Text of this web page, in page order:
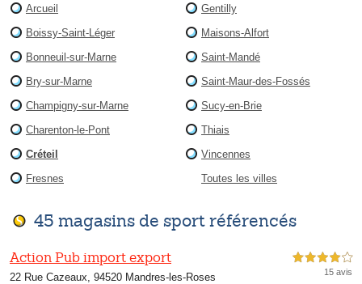
Arcueil
Boissy-Saint-Léger
Bonneuil-sur-Marne
Bry-sur-Marne
Champigny-sur-Marne
Charenton-le-Pont
Créteil
Fresnes
Gentilly
Maisons-Alfort
Saint-Mandé
Saint-Maur-des-Fossés
Sucy-en-Brie
Thiais
Vincennes
Toutes les villes
45 magasins de sport référencés
Action Pub import export
22 Rue Cazeaux, 94520 Mandres-les-Roses
4,0 étoiles sur 5
15 avis